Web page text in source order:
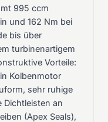
995 ccm
und 162 Nm bei
bis über
turbinenartigem
Vorteile:
Kolbenmotor
sehr ruhige
Dichtleisten an
(Apex Seals),